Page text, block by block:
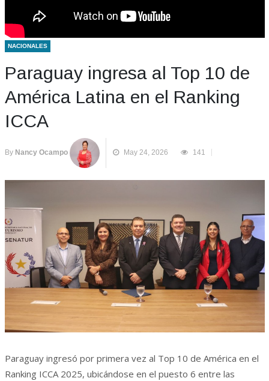
NACIONALES
Paraguay ingresa al Top 10 de
América Latina en el Ranking
ICCA
By Nancy Ocampo May 24, 2026 141
Paraguay ingresó por primera vez al Top 10 de América en el
Ranking ICCA 2025, ubicándose en el puesto 6 entre las